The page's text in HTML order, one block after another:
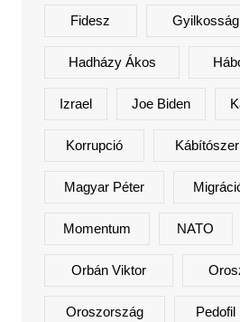
Fidesz Gyilkosság
Hadházy Ákos
Izrael Joe Biden
Korrupció Kábítószer
Magyar Péter
Momentum NATO
Orbán Viktor
Oroszország Pedofil